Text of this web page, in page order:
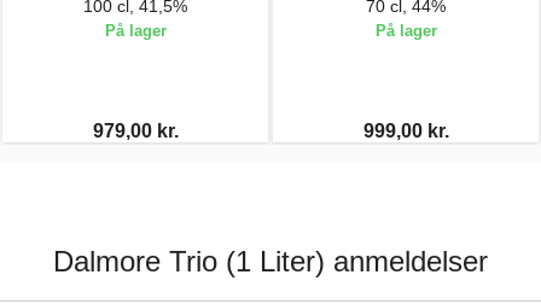
100 cl, 41,5%
På lager
979,00 kr.
70 cl, 44%
På lager
999,00 kr.
Dalmore Trio (1 Liter) anmeldelser